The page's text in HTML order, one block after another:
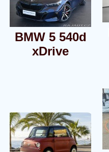
BMW 5 540d
xDrive